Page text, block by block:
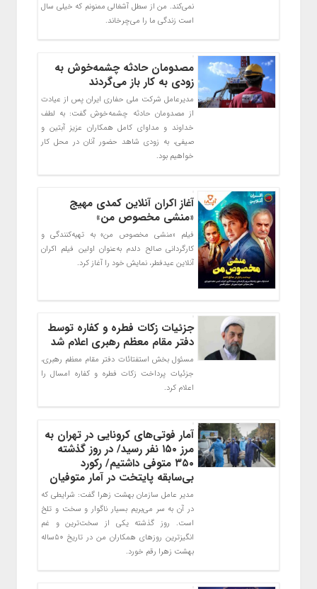
نمی‌کند. من از سطل آشغالی ممنونم که خیلی سال
است زندگی ما را می‌چرخاند.
مصدومان حادثه چشمه‌خوش به
زودی به کار باز می‌گردند
مدیرعامل شرکت ملی حفاری ایران پس از عیادت
از مصدومان حادثه چشمه‌خوش گفت: به لطف
خداوند و مداوای کامل همکاران عزیز آبتین و
صیفی، به زودی شاهد حضور آنان در محل کار
خواهیم بود.
آغاز اکران آنلاین کمدی مهیج
«منشی مخصوص من»
فیلم «منشی مخصوص من» به تهیه‌کنندگی و
کارگردانی صالح دلدم به‌عنوان اولین فیلم اکران
آنلاین عیدفطر، نمایش خود را آغاز کرد.
جزئیات زکات فطره و کفاره توسط
دفتر مقام معظم رهبری اعلام شد
مسئول بخش استفتائات دفتر مقام معظم رهبری،
جزئیات پرداخت زکات فطره و کفاره امسال را
اعلام کرد.
آمار فوتی‌های کرونایی در تهران به
مرز ۱۵۰ نفر رسید/ در روز گذشته
۳۵۰ متوفی داشتیم/ رکورد
بی‌سابقه پایتخت در آمار متوفیان
مدیر عامل سازمان بهشت زهرا گفت: شرایطی که
در آن به سر می‌بریم بسیار ناگوار و سخت و تلخ
است. روز گذشته یکی از سخت‌ترین و غم
انگیزترین روزهای همکاران من در تاریخ ۵۰ساله
بهشت زهرا رقم خورد.